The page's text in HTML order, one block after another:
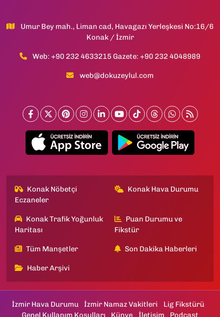
Umur Bey mah., Liman cad, Havagazı Yerleşkesi No:16/6
Konak / İzmir
Web: +90 232 4633215 Gazete: +90 232 4048989
web@dokuzeylul.com
Konak Nöbetçi
Eczaneler
Konak Hava Durumu
Konak Trafik Yoğunluk
Haritası
Puan Durumu ve
Fikstür
Tüm Manşetler Son Dakika Haberleri
Haber Arşivi
İzmir Hava Durumu İzmir Namaz Vakitleri
Lig Fikstürü
Genel Kullanım Koşulları
Künye İletişim Podcast